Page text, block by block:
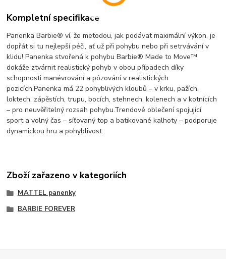
Kompletní specifikace
Panenka Barbie® ví, že metodou, jak podávat maximální výkon, je
dopřát si tu nejlepší péči, ať už při pohybu nebo při setrvávání v
klidu! Panenka stvořená k pohybu Barbie® Made to Move™
dokáže ztvárnit realistický pohyb v obou případech díky
schopnosti manévrování a pózování v realistických
pozicích.Panenka má 22 pohyblivých kloubů – v krku, pažích,
loktech, zápěstích, trupu, bocích, stehnech, kolenech a v kotnících
– pro neuvěřitelný rozsah pohybu.Trendové oblečení spojující
sport a volný čas – síťovaný top a batikované kalhoty – podporuje
dynamickou hru a pohyblivost.
Zboží zařazeno v kategoriích
MATTEL panenky
BARBIE FOREVER